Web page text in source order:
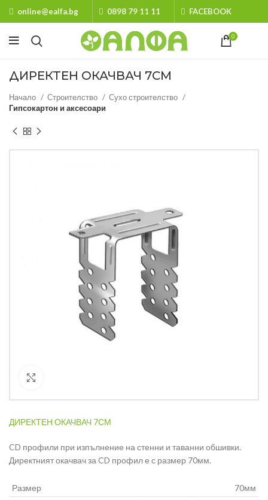
online@ealfa.bg 0898 79 11 11 FACEBOOK
0
ДИРЕКТЕН ОКАЧВАЧ 7СМ
Начало Строителство
Сухо строителство
Гипсокартон и аксесоари
ДИРЕКТЕН ОКАЧВАЧ 7СМ
CD профили при изпълнение на стенни и таванни обшивки.
Директният окачвач за CD профил е с размер 70мм.
Размер 70мм